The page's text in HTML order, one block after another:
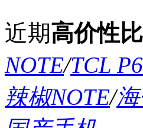
近期高价性
NOTE/TCL
辣椒NOTE/